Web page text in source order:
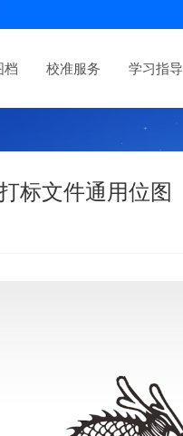
档 校准服务 学习指导
标文件通用位图